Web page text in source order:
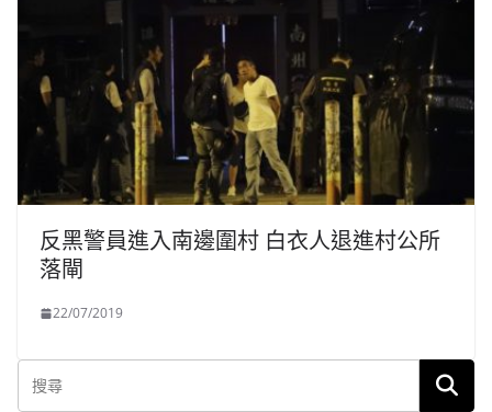
反黑警員進入南邊圍村 白衣人退進村公所
落閘
22/07/2019